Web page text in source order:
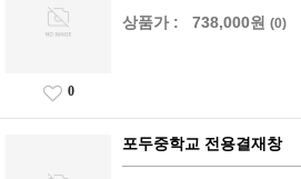
상품가 : 738,000원 (0)
0
포두중학교 전용결재창